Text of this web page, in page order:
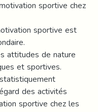
sportive chez
sportive est
attitudes de nature
et sportives.
des activités
sportive chez les